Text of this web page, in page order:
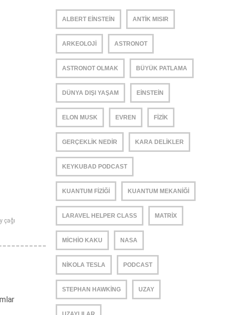
çağı
ALBERT EINSTEIN ANTIK MISIR
ARKEOLOJI ASTRONOT
ASTRONOT OLMAK BÜYÜK PATLAMA
DÜNYA DIŞI YAŞAM EINSTEIN
ELON MUSK EVREN FIZIK
GERÇEKLIK NEDIR KARA DELIKLER
KEYKUBAD PODCAST
KUANTUM FIZIĞI KUANTUM MEKANIĞI
LARAVEL HELPER CLASS MATRIX
MICHIO KAKU NASA
NIKOLA TESLA PODCAST
STEPHAN HAWKING UZAY